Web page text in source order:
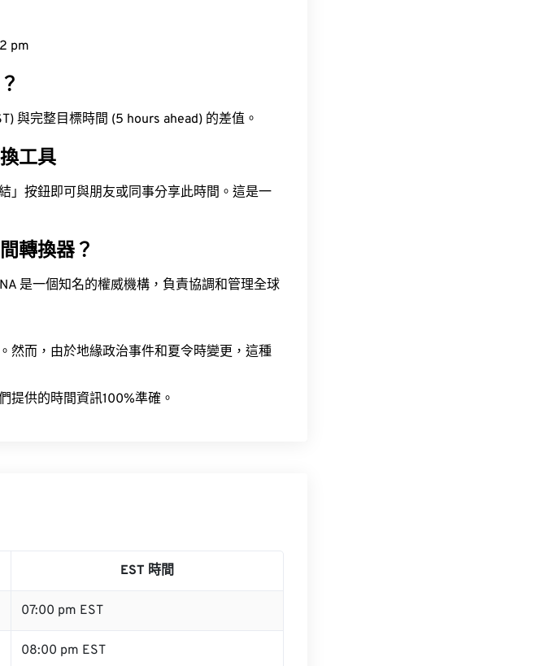
pm
與完整目標時間 (5 hours ahead) 的差值。
工具
」按鈕即可與朋友或同事分享此時間。這是一
轉換器？
是一個知名的權威機構，負責協調和管理全球
然而，由於地緣政治事件和夏令時變更，這種
提供的時間資訊100%準確。
EST 時間
07:00 pm EST
08:00 pm EST